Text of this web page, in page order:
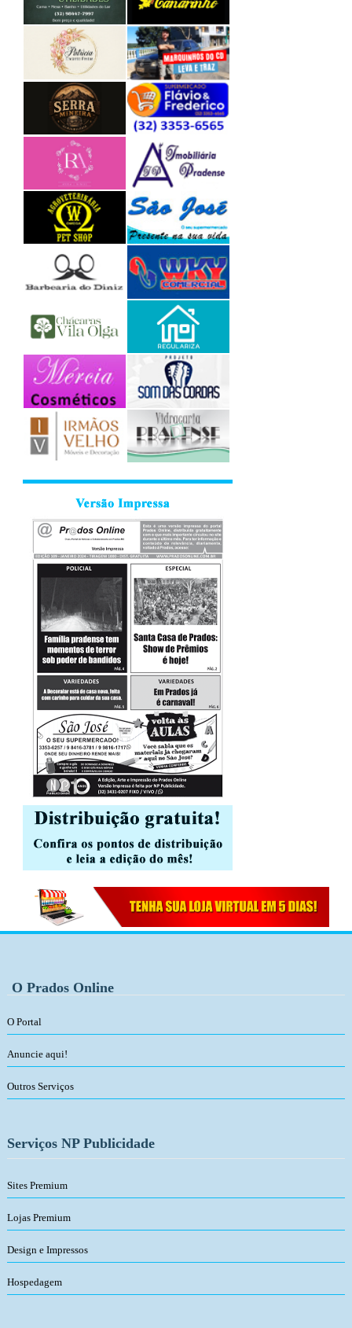
O Prados Online
O Portal
Anuncie aqui!
Outros Serviços
Serviços NP Publicidade
Sites Premium
Lojas Premium
Design e Impressos
Hospedagem